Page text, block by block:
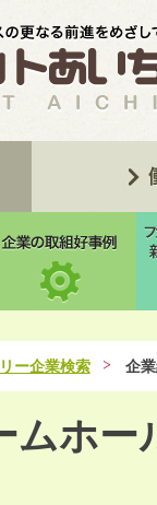
ー企業検索 企
ムホー